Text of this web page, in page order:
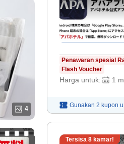
4
Penawaran spesial
Flash Voucher
Harga untuk: 1
Gunakan 2 kupon
Tersisa 8 kamar!